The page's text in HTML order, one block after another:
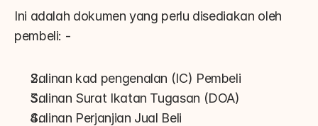
Ini adalah dokumen yang perlu disediakan oleh
pembeli: -
Salinan kad pengenalan (IC) Pembeli
Salinan Surat Ikatan Tugasan (DOA)
Salinan Perjanjian Jual Beli